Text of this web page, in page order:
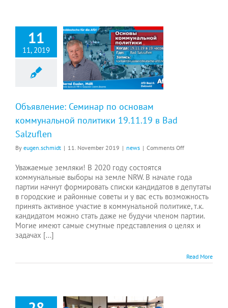
11
11, 2019
Объявление: Семинар по основам
коммунальной политики 19.11.19 в Bad
Salzuflen
By eugen.schmidt | 11. November 2019 | news | Comments Offon
по
основам
коммунальной
19.11.19
в
Bad
Уважаемые земляки! В 2020 году состоятся
коммунальные выборы на земле NRW. В начале года
партии начнут формировать списки кандидатов в депутаты
в городские и районные советы и у вас есть возможность
принять активное участие в коммунальной политике, т.к.
кандидатом можно стать даже не будучи членом партии.
Могие имеют самые смутные представления о целях и
задачах [...]
Read More